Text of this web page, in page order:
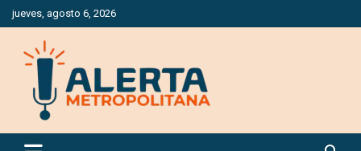
Saltar
al
contenido
jueves, agosto 6, 2026
Alerta Metropolitana